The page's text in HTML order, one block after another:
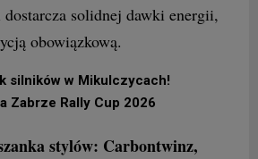
solidnej dawki energii,
obowiązkową.
silników w Mikulczycach!
Zabrze Rally Cup 2026
stylów: Carbontwinz,